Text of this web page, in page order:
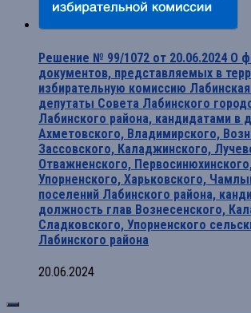
Решение № 99/1072 от 20.06.2024 О
документов, представляемых в
избирательную комиссию
депутаты Совета Лабинского
Лабинского района, кандидатами в
Ахметовского, Владимирского,
Зассовского, Каладжинского,
Отважненского,
Упорненского, Харьковского,
поселений Лабинского района,
должность глав Вознесенского,
Сладковского, Упорненского
Лабинского района
20.06.2024